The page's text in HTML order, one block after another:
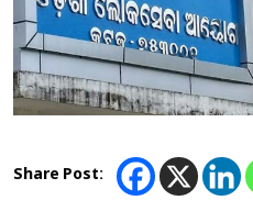
Share Post: